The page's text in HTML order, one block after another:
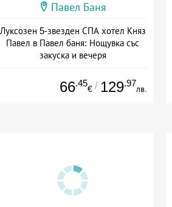
Павел Баня
Луксозен 5-звезден СПА хотел Княз
Павел в Павел баня: Нощувка със
закуска и вечеря
66.45
€ / 129.97
лв.